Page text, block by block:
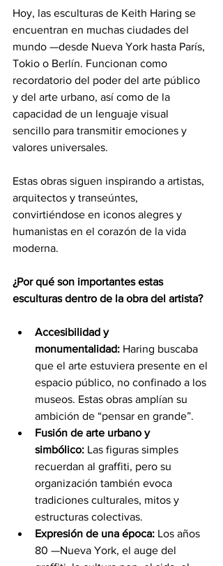
Hoy, las esculturas de Keith Haring se
encuentran en muchas ciudades del
mundo —desde Nueva York hasta París,
Tokio o Berlín. Funcionan como
recordatorio del poder del arte público
y del arte urbano, así como de la
capacidad de un lenguaje visual
sencillo para transmitir emociones y
valores universales.
Estas obras siguen inspirando a artistas,
arquitectos y transeúntes,
convirtiéndose en iconos alegres y
humanistas en el corazón de la vida
moderna.
¿Por qué son importantes estas
esculturas dentro de la obra del artista?
Accesibilidad y
monumentalidad: Haring buscaba
que el arte estuviera presente en el
espacio público, no confinado a los
museos. Estas obras amplían su
ambición de “pensar en grande”.
Fusión de arte urbano y
simbólico: Las figuras simples
recuerdan al graffiti, pero su
organización también evoca
tradiciones culturales, mitos y
estructuras colectivas.
Expresión de una época: Los años
80 —Nueva York, el auge del